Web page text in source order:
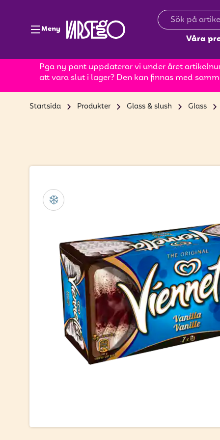
Meny
Våra
Pga ny pant uppdaterar vi under året
att vara slut i lager? Den kan finnas med
Startsida Produkter Glass & slush Glass